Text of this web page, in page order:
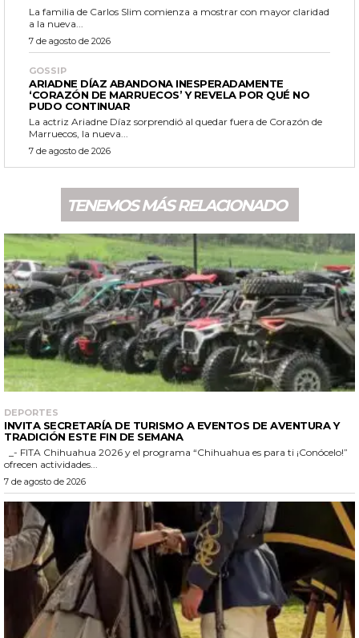
La familia de Carlos Slim comienza a mostrar con mayor claridad
a la nueva...
7 de agosto de 2026
GOSSIP
ARIADNE DÍAZ ABANDONA INESPERADAMENTE
‘CORAZÓN DE MARRUECOS’ Y REVELA POR QUÉ NO
PUDO CONTINUAR
La actriz Ariadne Díaz sorprendió al quedar fuera de Corazón de
Marruecos, la nueva...
7 de agosto de 2026
TENEMOS MÁS RELACIONADO
DEPORTES
INVITA SECRETARÍA DE TURISMO A EVENTOS DE AVENTURA Y
TRADICIÓN ESTE FIN DE SEMANA
ofrecen actividades...
7 de agosto de 2026